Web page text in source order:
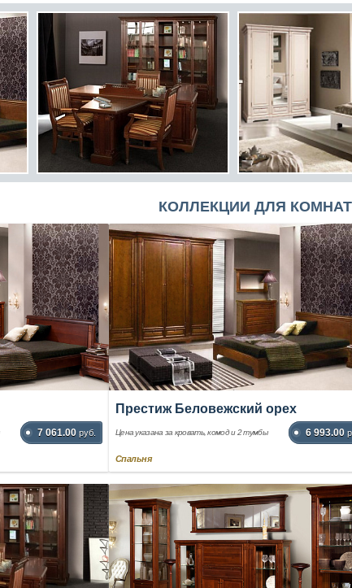
КОЛЛЕКЦИИ ДЛЯ КОМНАТ
7 061.00 руб.
Престиж Беловежский орех
Цена указана за кровать, комод и 2 тумбы 6 993.00
Спальня